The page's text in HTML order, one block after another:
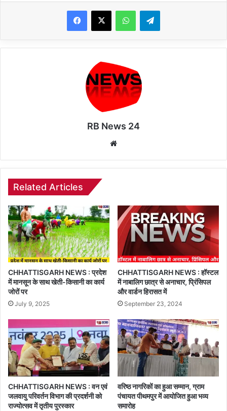
WhatsAppTelegram
RB News 24
Related Articles
CHHATTISGARH NEWS : प्रदेश
में मानसून के साथ खेती-किसानी का कार्य
जोरों पर
July 9, 2025
CHHATTISGARH NEWS : हॉस्टल
में नाबालिग छात्र से अनाचार, प्रिंसिपल
और वार्डन हिरासत में
September 23, 2024
CHHATTISGARH NEWS : वन एवं
जलवायु परिवर्तन विभाग की प्रदर्शनी को
राज्योत्सव में तृतीय पुरस्कार
वरिष्ठ नागरिकों का हुआ सम्मान, ग्राम
पंचायत पीथमपुर में आयोजित हुआ भव्य
समारोह